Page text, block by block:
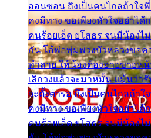
ออนซอน ถึงเป็นคนไกลถ้าใจ
คงมีทาง ขอเพียงหัวใจอย่าไ
คนร้อยเอ็ด ยโสธร จนมีน้องไ
กัน โอ้พ่อพุ่มพวงบัวหลวงขอค
ทำลาย ให้น้องต้องอายขายห
เลิกวงแล้วจะมาหมั้น แม้นว่า
จะตั้งตารอ ถึงเป็นคนไกลถ้า
คงมีทาง ขอเพียงหัวใจอย่าไ
คนร้อยเอ็ด ยโสธร จนมีน้องไ